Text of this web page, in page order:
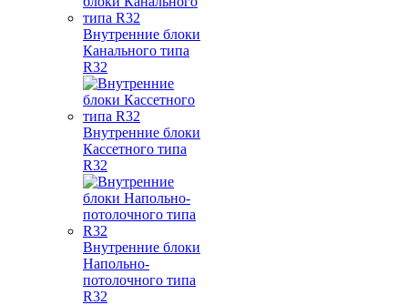
Внутренние блоки
Канального типа
R32
Внутренние блоки
Кассетного типа
R32
Внутренние блоки
Напольно-
потолочного типа
R32